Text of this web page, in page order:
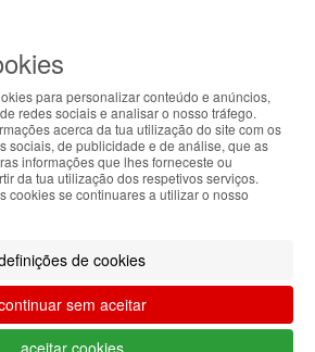
reservados / Salvo
são válidas até ao dia 08-
developed byBsolus
Filtrar por
COOKIES
information about your visit using
the performance of the
sharing via social networks and
our site, you accept the use of
more information, see our
Policy. You can configure your
settings.
teu carrinho está vazio.
para personalizar conteúdo e anúncios,
redes sociais e analisar o nosso tráfego.
acerca da tua utilização do site com os
sociais, de publicidade e de análise, que as
informações que lhes forneceste ou
da tua utilização dos respetivos serviços.
cookies se continuares a utilizar o nosso
de cookies
sem aceitar
aceitar cookies